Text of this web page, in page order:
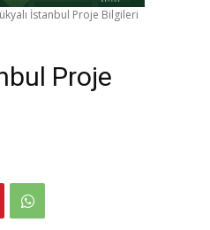
İstanbul Proje Bilgileri
Proje